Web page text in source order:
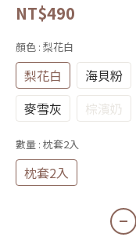
NT$490
顏色 : 梨花白
梨花白 海貝粉
麥雪灰
棕濱奶
數量 : 枕套2入
枕套2入